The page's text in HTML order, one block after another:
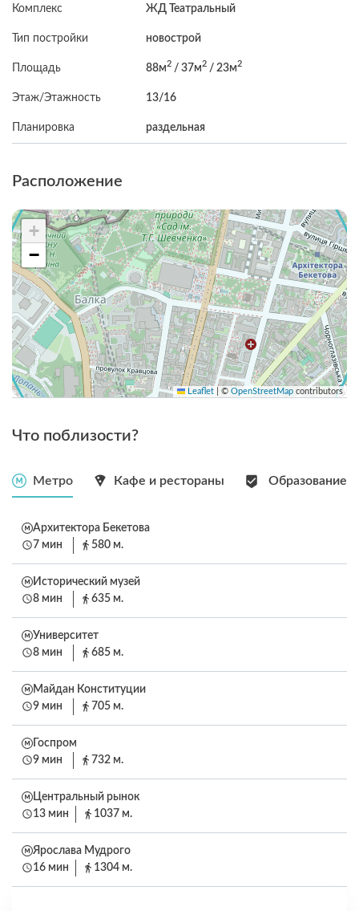
Комплекс ЖД Театральный
Тип постройки новострой
Площадь 88м2 / 37м2 / 23м2
Этаж/Этажность 13/16
Планировка раздельная
Расположение
+
−
Leaflet © OpenStreetMap contributors
Что поблизости?
Метро Кафе и рестораны Образование
Архитектора Бекетова
7 мин
580 м.
Исторический музей
8 мин
635 м.
Университет
8 мин
685 м.
Майдан Конституции
9 мин
705 м.
Госпром
9 мин
732 м.
Центральный рынок
13 мин
1037 м.
Ярослава Мудрого
16 мин
1304 м.